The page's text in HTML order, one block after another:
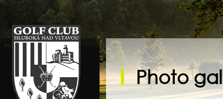
Golf klub Hluboká
nad Vltavou
Photo